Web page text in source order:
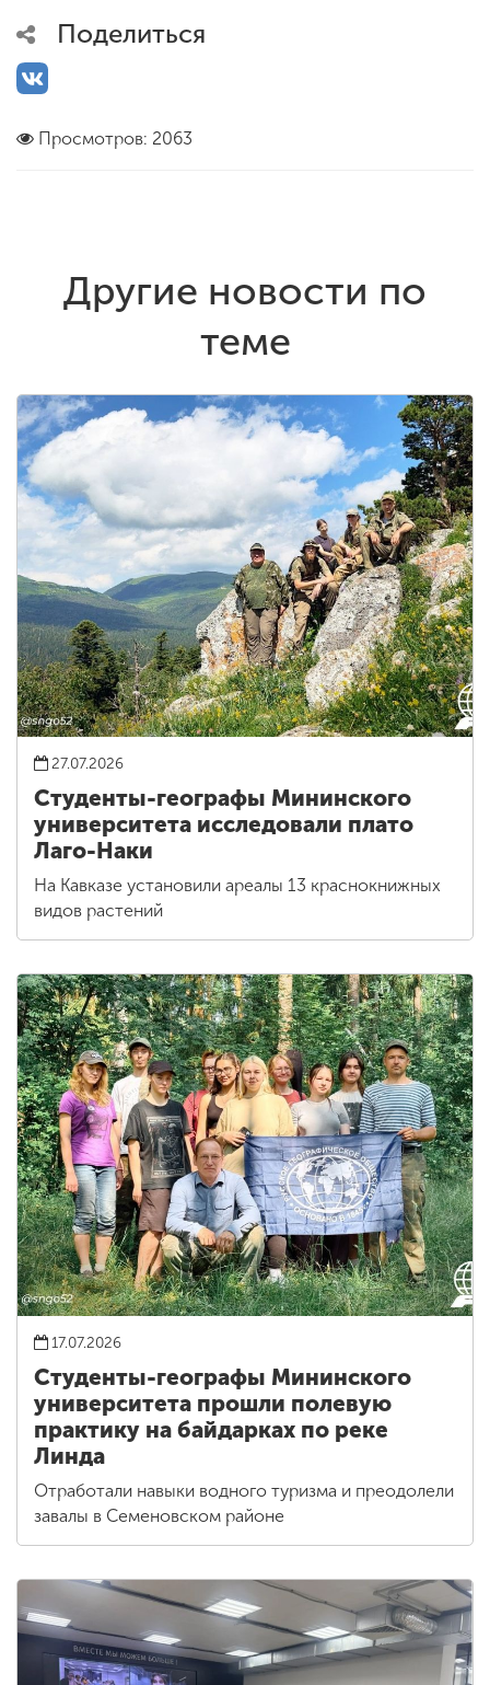
Поделиться
Просмотров: 2063
Другие новости по
теме
27.07.2026
Студенты-географы Мининского
университета исследовали плато
Лаго-Наки
На Кавказе установили ареалы 13 краснокнижных
видов растений
17.07.2026
Студенты-географы Мининского
университета прошли полевую
практику на байдарках по реке
Линда
Отработали навыки водного туризма и преодолели
завалы в Семеновском районе